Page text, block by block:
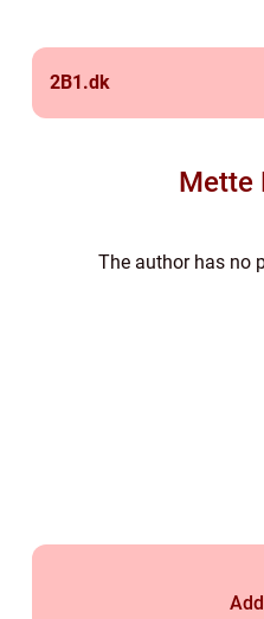
2B1.dk
Mette
The author has no